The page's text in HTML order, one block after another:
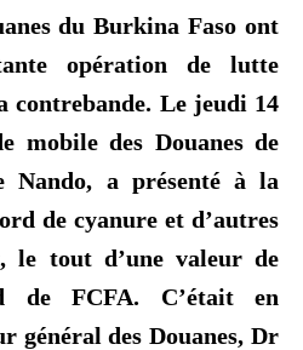
du Burkina Faso ont
opération de lutte
contrebande. Le jeudi 14
mobile des Douanes de
Nando, a présenté à la
de cyanure et d’autres
le tout d’une valeur de
de FCFA. C’était en
général des Douanes, Dr